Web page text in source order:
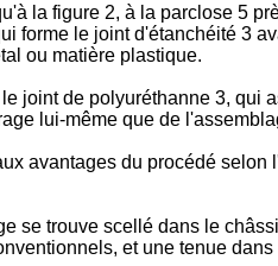
la figure 2, à la parclose 5
forme le joint d'étanchéité 3
ou matière plastique.
joint de polyuréthanne 3,
lui-même que de
avantages du procédé
se trouve scellé dans le
et une tenue